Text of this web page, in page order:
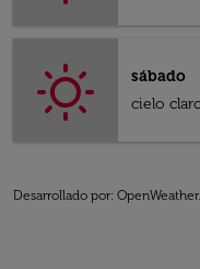
sábado
cielo
Desarrollado por: